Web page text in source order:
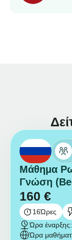
Μάθημα
Γνώση
160 €
16Ώρες
Ώρα έναρξης:
Ώρα